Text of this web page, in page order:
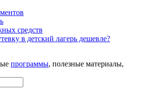
средств
в детский лагерь дешевле?
программы, полезные материалы,